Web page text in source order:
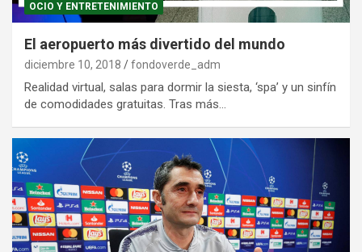
OCIO Y ENTRETENIMIENTO
El aeropuerto más divertido del mundo
diciembre 10, 2018 fondoverde_adm
Realidad virtual, salas para dormir la siesta, ‘spa’ y un sinfín
de comodidades gratuitas. Tras más…